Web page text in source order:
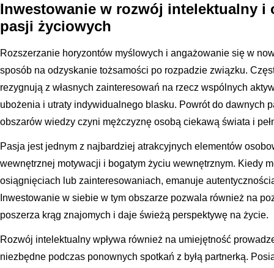
Inwestowanie w rozwój intelektualny i
pasji życiowych
Rozszerzanie horyzontów myślowych i angażowanie się w
sposób na odzyskanie tożsamości po rozpadzie związku.
rezygnują z własnych zainteresowań na rzecz wspólnych
ubożenia i utraty indywidualnego blasku. Powrót do dawnych
obszarów wiedzy czyni mężczyznę osobą ciekawą świata i
Pasja jest jednym z najbardziej atrakcyjnych elementów
wewnętrznej motywacji i bogatym życiu wewnętrznym. Kiedy
osiągnięciach lub zainteresowaniach, emanuje
Inwestowanie w siebie w tym obszarze pozwala również na
poszerza krąg znajomych i daje świeżą perspektywę na życie.
Rozwój intelektualny wpływa również na umiejętność
niezbędne podczas ponownych spotkań z byłą partnerką.